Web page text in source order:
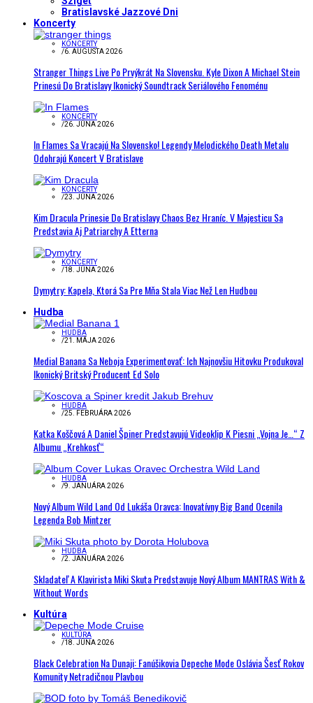
Bratislavské Jazzové Dni
Koncerty
KONCERTY
/6. AUGUSTA 2026
Stranger Things Live Po Prvýkrát Na Slovensku. Kyle Dixon A Michael Stein
Prinesú Do Bratislavy Ikonický Soundtrack Seriálového Fenoménu
KONCERTY
/26. JÚNA 2026
In Flames Sa Vracajú Na Slovensko! Legendy Melodického Death Metalu
Odohrajú Koncert V Bratislave
KONCERTY
/23. JÚNA 2026
Kim Dracula Prinesie Do Bratislavy Chaos Bez Hraníc. V Majesticu Sa
Predstavia Aj Patriarchy A Etterna
KONCERTY
/18. JÚNA 2026
Dymytry: Kapela, Ktorá Sa Pre Mňa Stala Viac Než Len Hudbou
Hudba
HUDBA
/21. MÁJA 2026
Medial Banana Sa Neboja Experimentovať: Ich Najnovšiu Hitovku Produkoval
Ikonický Britský Producent Ed Solo
HUDBA
/25. FEBRUÁRA 2026
Katka Koščová A Daniel Špiner Predstavujú Videoklip K Piesni „Vojna Je…“ Z
Albumu „Krehkosť“
HUDBA
/9. JANUÁRA 2026
Nový Album Wild Land Od Lukáša Oravca: Inovatívny Big Band Ocenila
Legenda Bob Mintzer
HUDBA
/2. JANUÁRA 2026
Skladateľ A Klavirista Miki Skuta Predstavuje Nový Album MANTRAS With &
Without Words
Kultúra
KULTÚRA
/18. JÚNA 2026
Black Celebration Na Dunaji: Fanúšikovia Depeche Mode Oslávia Šesť Rokov
Komunity Netradičnou Plavbou